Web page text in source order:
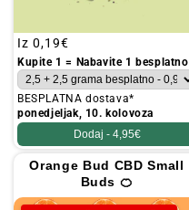
Redovna
cijena
Iz 0,19€
Kupite 1 = Nabavite 1 besplatno
BESPLATNA dostava*
ponedjeljak, 10. kolovoza
Dodaj - 4,95€
Orange Bud CBD Small
Buds 🍊